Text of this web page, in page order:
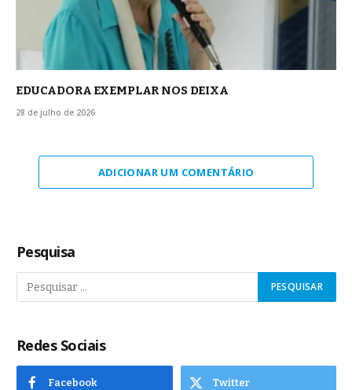
EDUCADORA EXEMPLAR NOS DEIXA
28 de julho de 2026
ADICIONAR UM COMENTÁRIO
Pesquisa
Redes Sociais
Facebook Twitter